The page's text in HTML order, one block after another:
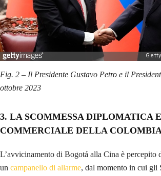
Fig. 2 – Il Presidente Gustavo Petro e il
ottobre 2023
3. LA SCOMMESSA DIPLOMATICA E
COMMERCIALE DELLA
L’avvicinamento di Bogotá alla Cina è percepito
un campanello di allarme, dal momento in cui gli